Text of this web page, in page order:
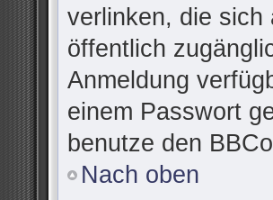
verlinken, die sich
öffentlich
Anmeldung
einem Passwort
benutze den
Nach oben